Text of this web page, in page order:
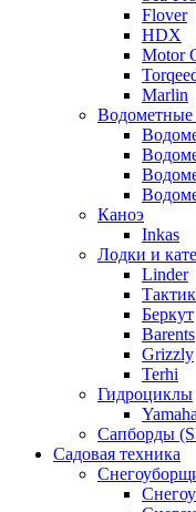
Flover
HDX
Motor
Marlin
Водометные
Каноэ
Inkas
Лодки и
Linder
Беркут
Barents
Grizzly
Terhi
Гидроциклы
Yamaha
Сапборды
Садовая техника